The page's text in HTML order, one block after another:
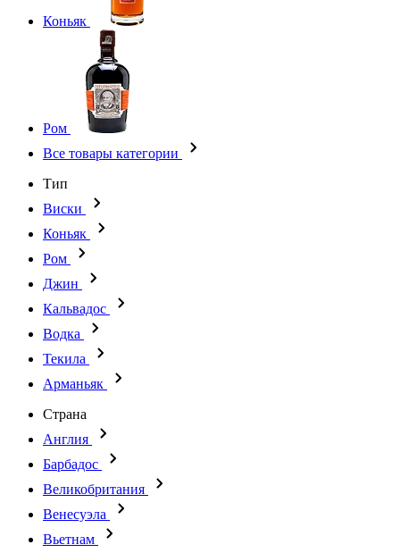
Коньяк
Ром
Все товары категории
Тип
Виски
Коньяк
Ром
Джин
Кальвадос
Водка
Текила
Арманьяк
Страна
Англия
Барбадос
Великобритания
Венесуэла
Вьетнам